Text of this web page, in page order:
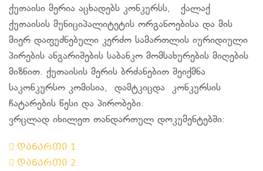
ქუთაისი მერია აცხადებს კონკურსს, ქალაქ
ქუთაისის მუნიციპალიტეტის ორგანოებისა და მის
მიერ დაფუძნებული კერძო სამართლის იურიდიული
პირების ანგარიშების საბანკო მომსახურების მიღების
მიზნით. ქუთაისის მერის ბრძანებით შეიქმნა
საკონკურსო კომისია, დამტკიცდა კონკურსის
ჩატარების წესი და პირობები.
ვრცლად იხილეთ თანდართულ დოკუმენტებში:
დანართი 1
დანართი 2